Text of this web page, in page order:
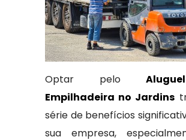
Optar pelo
Empilhadeira no Jardins
série de benefícios
sua empresa,